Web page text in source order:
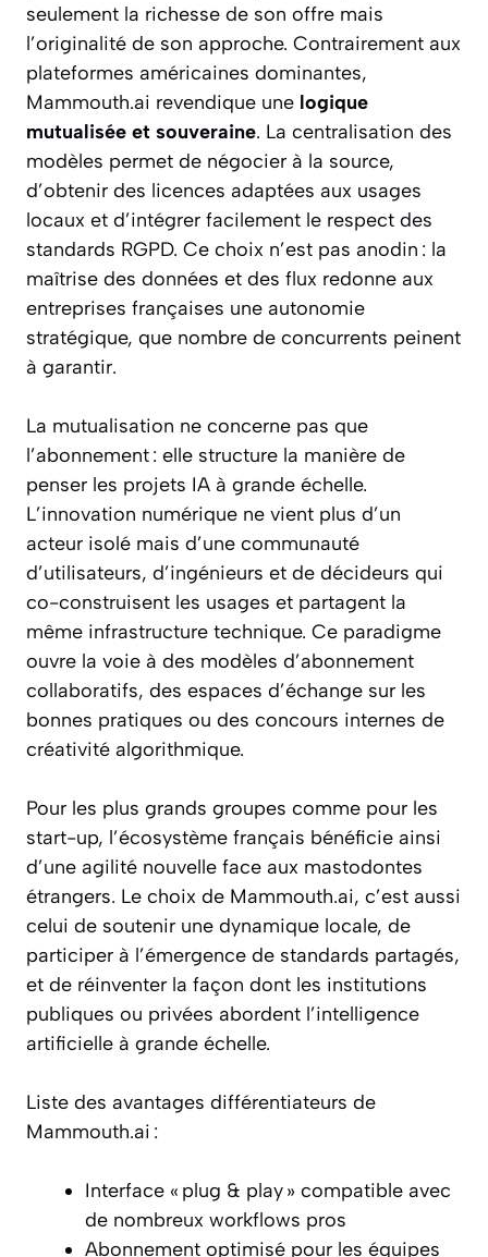
seulement la richesse de son offre mais
l’originalité de son approche. Contrairement aux
plateformes américaines dominantes,
Mammouth.ai revendique une logique
mutualisée et souveraine. La centralisation des
modèles permet de négocier à la source,
d’obtenir des licences adaptées aux usages
locaux et d’intégrer facilement le respect des
standards RGPD. Ce choix n’est pas anodin : la
maîtrise des données et des flux redonne aux
entreprises françaises une autonomie
stratégique, que nombre de concurrents peinent
à garantir.
La mutualisation ne concerne pas que
l’abonnement : elle structure la manière de
penser les projets IA à grande échelle.
L’innovation numérique ne vient plus d’un
acteur isolé mais d’une communauté
d’utilisateurs, d’ingénieurs et de décideurs qui
co-construisent les usages et partagent la
même infrastructure technique. Ce paradigme
ouvre la voie à des modèles d’abonnement
collaboratifs, des espaces d’échange sur les
bonnes pratiques ou des concours internes de
créativité algorithmique.
Pour les plus grands groupes comme pour les
start-up, l’écosystème français bénéficie ainsi
d’une agilité nouvelle face aux mastodontes
étrangers. Le choix de Mammouth.ai, c’est aussi
celui de soutenir une dynamique locale, de
participer à l’émergence de standards partagés,
et de réinventer la façon dont les institutions
publiques ou privées abordent l’intelligence
artificielle à grande échelle.
Liste des avantages différentiateurs de
Mammouth.ai :
Interface « plug & play » compatible avec
de nombreux workflows pros
Abonnement optimisé pour les équipes